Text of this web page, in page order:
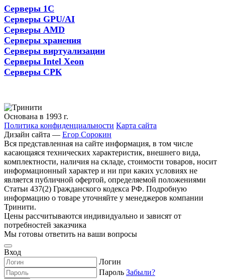
Серверы 1С
Серверы GPU/AI
Серверы AMD
Серверы хранения
Серверы виртуализации
Серверы Intel Xeon
Серверы СРК
Основана в 1993 г.
Политика конфиденциальности Карта сайта
Дизайн сайта — Егор Сорокин
Вся представленная на сайте информация, в том числе
касающаяся технических характеристик, внешнего вида,
комплектности, наличия на складе, стоимости товаров, носит
информационный характер и ни при каких условиях не
является публичной офертой, определяемой положениями
Статьи 437(2) Гражданского кодекса РФ. Подробную
информацию о товаре уточняйте у менеджеров компании
Тринити.
Цены рассчитываются индивидуально и зависят от
потребностей заказчика
Мы готовы ответить на ваши вопросы
Вход
Логин
Пароль Забыли?